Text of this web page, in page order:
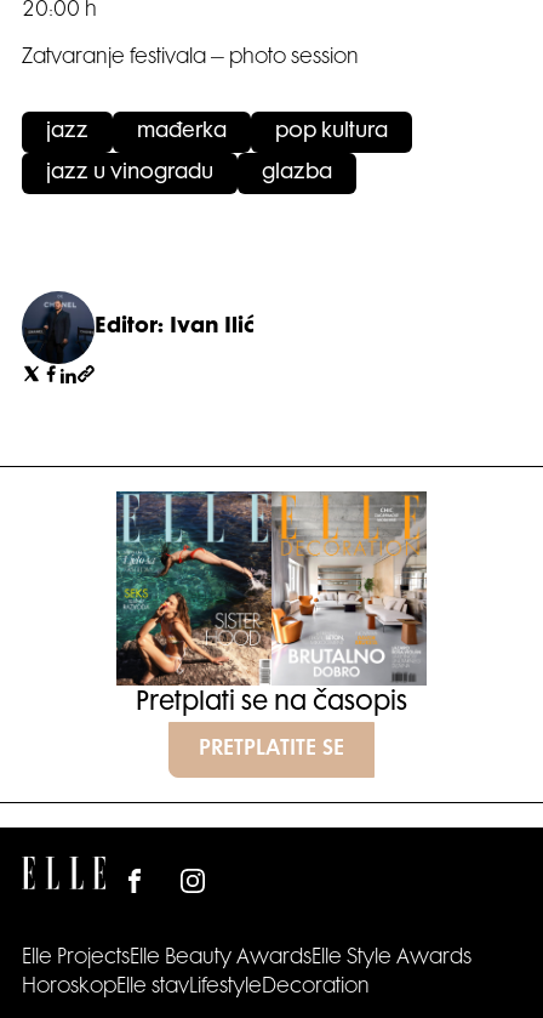
20:00 h
Zatvaranje festivala – photo session
jazz mađerka pop kultura
jazz u vinogradu glazba
Editor: Ivan Ilić
Pretplati se na časopis
PRETPLATITE SE
Elle ProjectsElle Beauty AwardsElle Style Awards
HoroskopElle stavLifestyleDecoration